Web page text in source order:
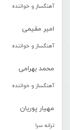
آهنگساز و خواننده
امیر مقیمی
آهنگساز و خواننده
محمد بهرامی
آهنگساز و خواننده
مهیار پوریان
ترانه سرا